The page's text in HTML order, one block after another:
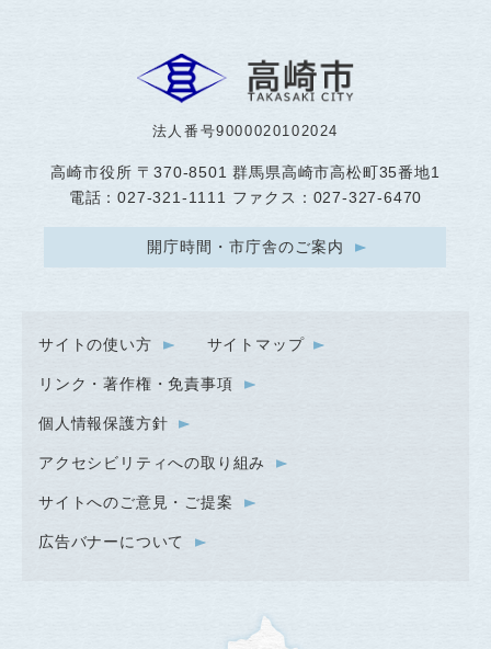
法人番号9000020102024
高崎市役所 〒370-8501 群馬県高崎市高松町35番地1
電話：027-321-1111 ファクス：027-327-6470
開庁時間・市庁舎のご案内
サイトの使い方 サイトマップ
リンク・著作権・免責事項
個人情報保護方針
アクセシビリティへの取り組み
サイトへのご意見・ご提案
広告バナーについて